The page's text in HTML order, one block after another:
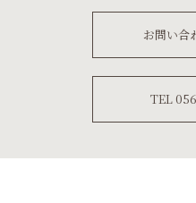
お問い合
TEL